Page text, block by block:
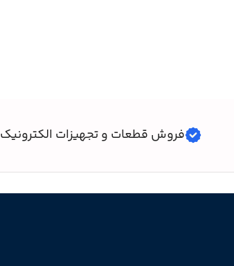
فروش قطعات و تجهیزات الکترونیک